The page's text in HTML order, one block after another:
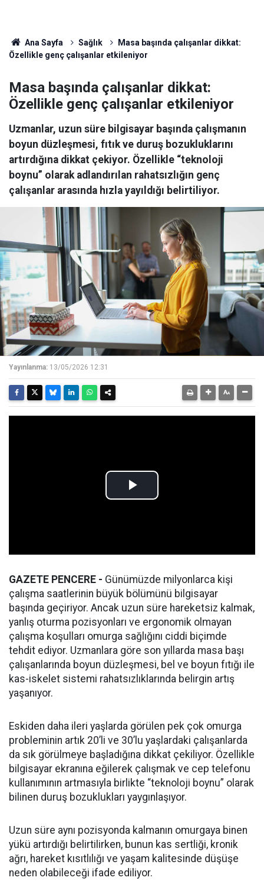
Ana Sayfa Sağlık
Masa başında çalışanlar dikkat:
Özellikle genç çalışanlar etkileniyor
Masa başında çalışanlar dikkat:
Özellikle genç çalışanlar etkileniyor
Uzmanlar, uzun süre bilgisayar başında çalışmanın
boyun düzleşmesi, fıtık ve duruş bozukluklarını
artırdığına dikkat çekiyor. Özellikle “teknoloji
boynu” olarak adlandırılan rahatsızlığın genç
çalışanlar arasında hızla yayıldığı belirtiliyor.
Yayınlanma: 13/05/2026 12:31
GAZETE PENCERE - Günümüzde milyonlarca kişi
çalışma saatlerinin büyük bölümünü bilgisayar
başında geçiriyor. Ancak uzun süre hareketsiz kalmak,
yanlış oturma pozisyonları ve ergonomik olmayan
çalışma koşulları omurga sağlığını ciddi biçimde
tehdit ediyor. Uzmanlara göre son yıllarda masa başı
çalışanlarında boyun düzleşmesi, bel ve boyun fıtığı ile
kas-iskelet sistemi rahatsızlıklarında belirgin artış
yaşanıyor.
Eskiden daha ileri yaşlarda görülen pek çok omurga
probleminin artık 20’li ve 30’lu yaşlardaki çalışanlarda
da sık görülmeye başladığına dikkat çekiliyor. Özellikle
bilgisayar ekranına eğilerek çalışmak ve cep telefonu
kullanımının artmasıyla birlikte “teknoloji boynu” olarak
bilinen duruş bozuklukları yaygınlaşıyor.
Uzun süre aynı pozisyonda kalmanın omurgaya binen
yükü artırdığı belirtilirken, bunun kas sertliği, kronik
ağrı, hareket kısıtlılığı ve yaşam kalitesinde düşüşe
neden olabileceği ifade ediliyor.